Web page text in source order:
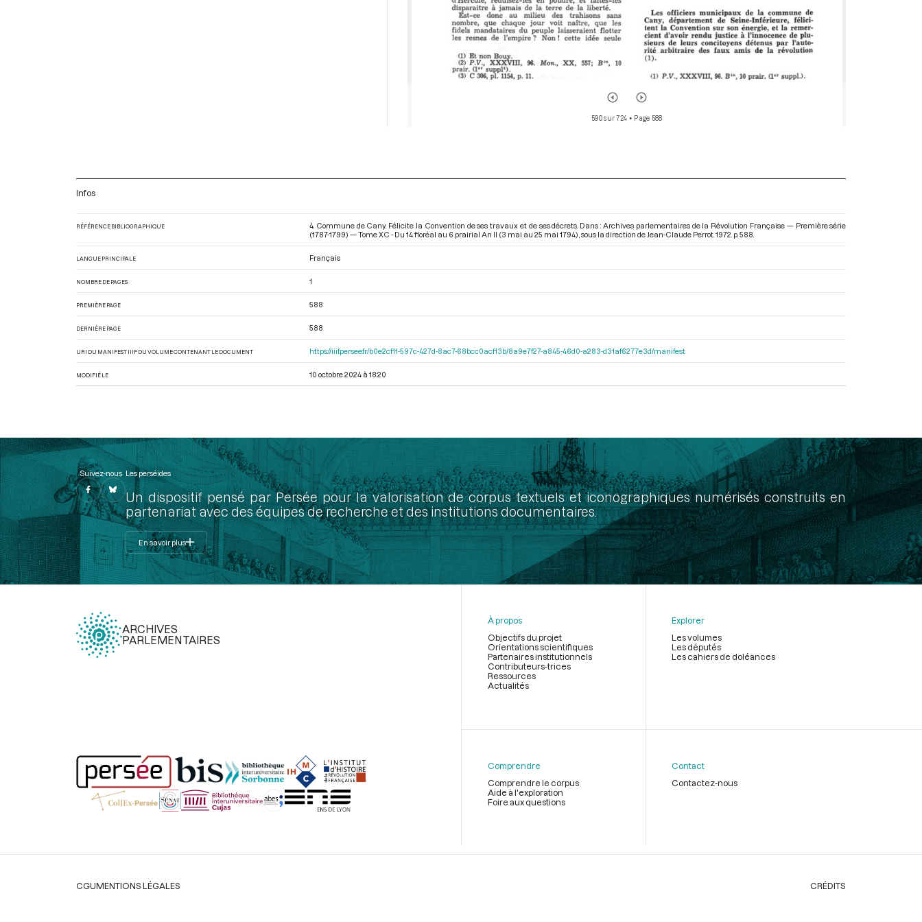
590 sur 724 • Page 588
Infos
RÉFÉRENCE BIBLIOGRAPHIQUE
4. Commune de Cany. Félicite la Convention de ses travaux et de ses décrets. Dans : Archives parlementaires de la Révolution Française — Première série
(1787-1799) — Tome XC - Du 14 floréal au 6 prairial An II (3 mai au 25 mai 1794) , sous la direction de Jean-Claude Perrot. 1972. p. 588.
LANGUE PRINCIPALE Français
NOMBRE DE PAGES 1
PREMIÈRE PAGE 588
DERNIÈRE PAGE 588
URI DU MANIFEST IIIF DU VOLUME CONTENANT LE DOCUMENT https://iiif.persee.fr/b0e2cf11-597c-427d-8ac7-68bcc0acf13b/8a9e7f27-a845-46d0-a283-d31af6277e3d/manifest
MODIFIÉ LE 10 octobre 2024 à 18:20
Suivez-nous Les perséides
Un dispositif pensé par Persée pour la valorisation de corpus textuels et iconographiques numérisés construits en
partenariat avec des équipes de recherche et des institutions documentaires.
En savoir plus
ARCHIVES
PARLEMENTAIRES
page
À propos
Objectifs du projet
Orientations scientifiques
Partenaires institutionnels
Contributeurs-trices
Ressources
Actualités
Explorer
Les volumes
Les députés
Les cahiers de doléances
Comprendre
Comprendre le corpus
Aide à l'exploration
Foire aux questions
Contact
Contactez-nous
Légal
CGUMENTIONS LÉGALES CRÉDITS